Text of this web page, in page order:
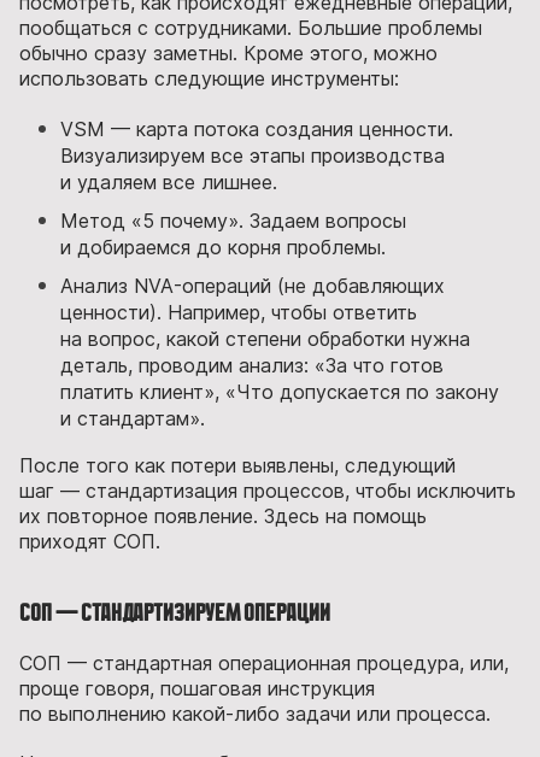
пообщаться с сотрудниками. Большие проблемы
обычно сразу заметны. Кроме этого, можно
использовать следующие инструменты:
VSM — карта потока создания ценности.
Визуализируем все этапы производства
и удаляем все лишнее.
Метод «5 почему». Задаем вопросы
и добираемся до корня проблемы.
Анализ NVA-операций (не добавляющих
ценности). Например, чтобы ответить
на вопрос, какой степени обработки нужна
деталь, проводим анализ: «За что готов
платить клиент», «Что допускается по закону
и стандартам».
После того как потери выявлены, следующий
шаг — стандартизация процессов, чтобы исключить
их повторное появление. Здесь на помощь
приходят СОП.
СОП — стандартизируем операции
СОП — стандартная операционная процедура, или,
проще говоря, пошаговая инструкция
по выполнению какой-либо задачи или процесса.